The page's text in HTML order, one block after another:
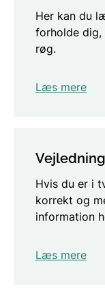
Her kan du
forholde dig,
røg.
Læs mere
Hvis du er i
korrekt og
information
Læs mere